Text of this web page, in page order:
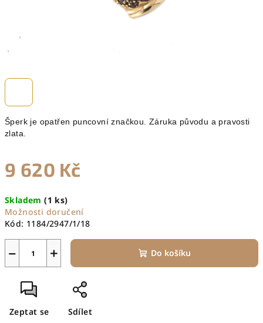
Šperk je opatřen puncovní značkou. Záruka původu a pravosti
zlata.
9 620 Kč
cena:
Skladem(1 ks)
Možnosti doručení
Kód: 1184/2947/1/18
+
− Do košíku
Zeptat se Sdílet